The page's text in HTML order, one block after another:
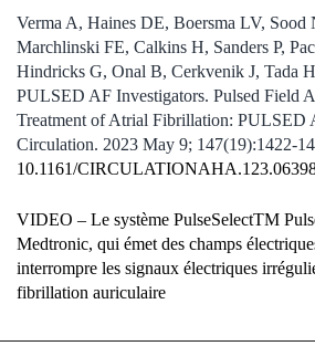
Verma A, Haines DE, Boersma LV, Sood
Marchlinski FE, Calkins H, Sanders P,
Hindricks G, Onal B, Cerkvenik J, Tada
PULSED AF Investigators. Pulsed Field
Treatment of Atrial Fibrillation: PULSED
Circulation. 2023 May 9; 147(19):1422-
10.1161/
VIDEO – Le système PulseSelectTM
Medtronic, qui émet des champs
interrompre les signaux électriques
fibrillation auriculaire